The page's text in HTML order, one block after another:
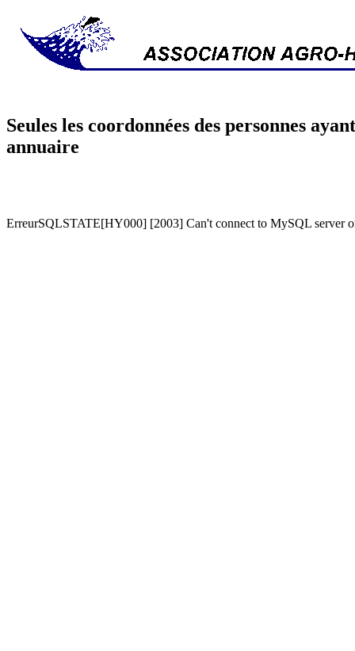
Seules les coordonnées des personnes
annuaire
ErreurSQLSTATE[HY000] [2003] Can't connect to MySQL server